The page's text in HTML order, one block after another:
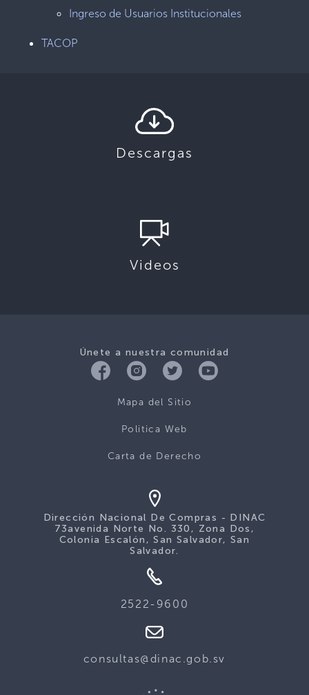
Ingreso de Usuarios Institucionales
TACOP
Descargas
Videos
Únete a nuestra comunidad
Mapa del Sitio
Politica Web
Carta de Derecho
Dirección Nacional De Compras - DINAC
73avenida Norte No. 330, Zona Dos,
Colonia Escalón, San Salvador, San
Salvador.
2522-9600
consultas@dinac.gob.sv